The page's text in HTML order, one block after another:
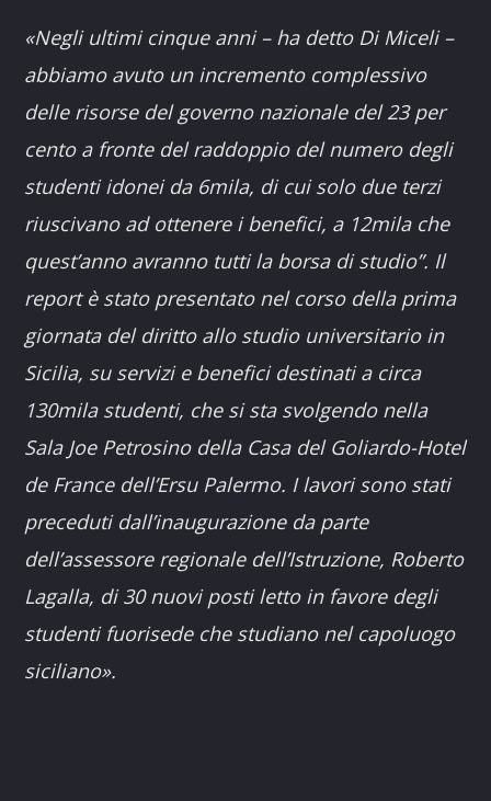
«Negli ultimi cinque anni – ha detto Di Miceli –
abbiamo avuto un incremento complessivo
delle risorse del governo nazionale del 23 per
cento a fronte del raddoppio del numero degli
studenti idonei da 6mila, di cui solo due terzi
riuscivano ad ottenere i benefici, a 12mila che
quest’anno avranno tutti la borsa di studio”. Il
report è stato presentato nel corso della prima
giornata del diritto allo studio universitario in
Sicilia, su servizi e benefici destinati a circa
130mila studenti, che si sta svolgendo nella
Sala Joe Petrosino della Casa del Goliardo-Hotel
de France dell’Ersu Palermo. I lavori sono stati
preceduti dall’inaugurazione da parte
dell’assessore regionale dell’Istruzione, Roberto
Lagalla, di 30 nuovi posti letto in favore degli
studenti fuorisede che studiano nel capoluogo
siciliano».